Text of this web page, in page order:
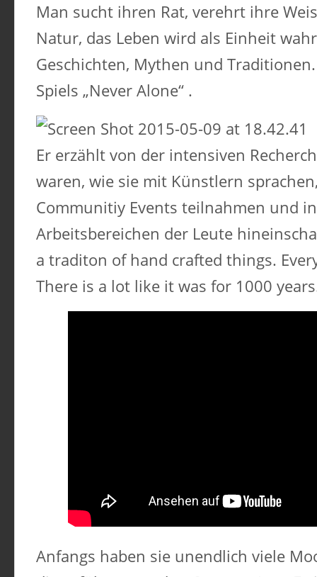
Man sucht ihren Rat, verehrt ihre
Natur, das Leben wird als Einheit
Geschichten, Mythen und
Spiels „Never Alone“ .
Er erzählt von der intensiven
waren, wie sie mit Künstlern
Communitiy Events teilnahmen und
Arbeitsbereichen der Leute
a traditon of hand crafted things.
There is a lot like it was for 1000
Anfangs haben sie unendlich viele